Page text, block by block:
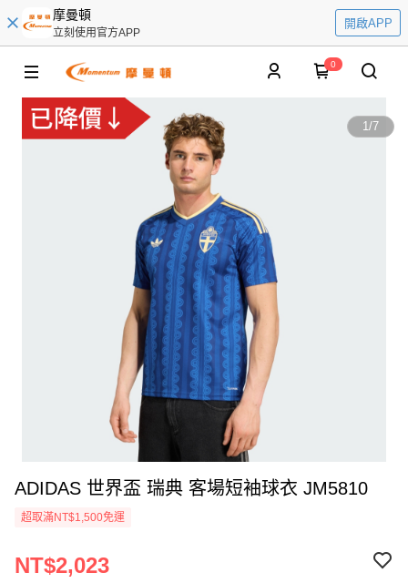
摩曼頓
立刻使用官方APP
開啟APP
0
1/7
ADIDAS 世界盃 瑞典 客場短袖球衣 JM5810
超取滿NT$1,500免運
NT$2,023